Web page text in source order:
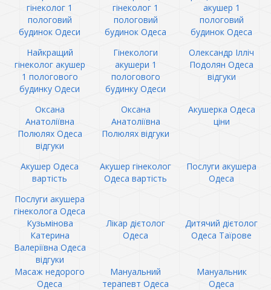
гінеколог 1
пологовий
будинок Одеси
гінеколог 1
пологовий
будинок Одеса
акушер 1
пологовий
будинок Одеса
Найкращий
гінеколог акушер
1 пологового
будинку Одеси
Гінекологи
акушери 1
пологового
будинку Одеси
Олександр Ілліч
Подолян Одеса
відгуки
Оксана
Анатоліївна
Полюлях Одеса
відгуки
Оксана
Анатоліївна
Полюлях відгуки
Акушерка Одеса
ціни
Акушер Одеса
вартість
Акушер гінеколог
Одеса вартість
Послуги акушера
Одеса
Послуги акушера
гінеколога Одеса
Кузьмінова
Катерина
Валеріївна Одеса
відгуки
Лікар дієтолог
Одеса
Дитячий дієтолог
Одеса Таїрове
Масаж недорого
Одеса
Мануальний
терапевт Одеса
Мануальник
Одеса